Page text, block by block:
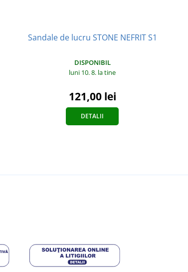
Sandale de lucru STONE NEFRIT S1
DISPONIBIL
luni 10. 8. la tine
121,00 lei
DETALII